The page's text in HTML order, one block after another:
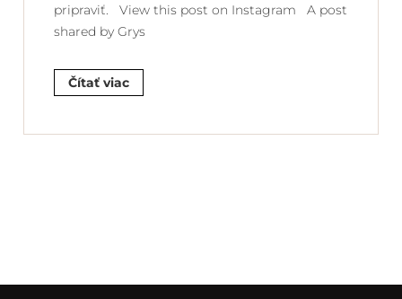
pripraviť. View this post on Instagram A post
shared by Grys
Čítať viac